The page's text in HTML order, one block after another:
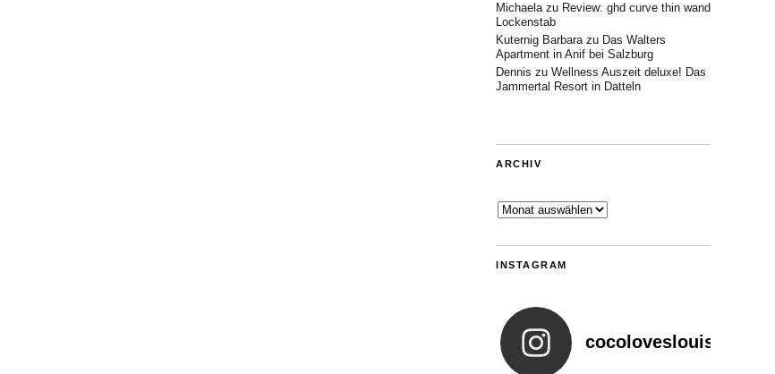
Michaelazu Review: ghd curve thin wand
Lockenstab
Kuternig Barbarazu Das Walters
Apartment in Anif bei Salzburg
Dennis zu Wellness Auszeit deluxe! Das
Jammertal Resort in Datteln
ARCHIV
Archiv
INSTAGRAM
cocoloveslouis